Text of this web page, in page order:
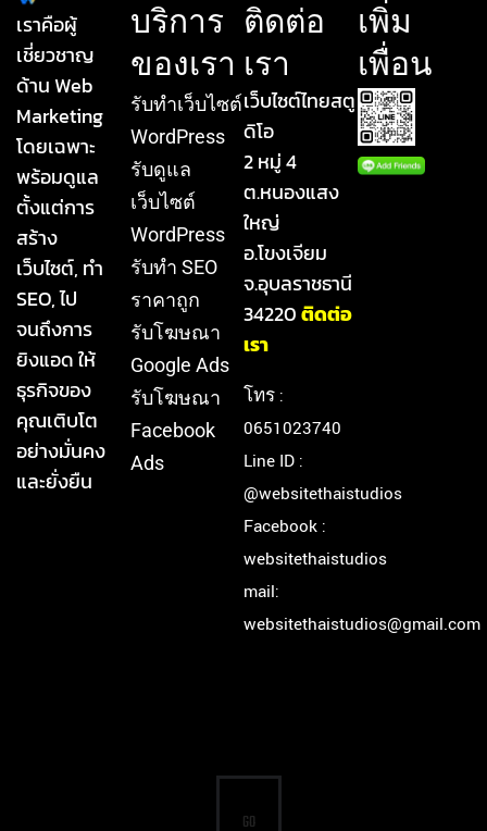
เราคือผู้
เชี่ยวชาญ
ด้าน Web
Marketing
โดยเฉพาะ
พร้อมดูแล
ตั้งแต่การ
สร้าง
เว็บไซต์, ทำ
SEO, ไป
จนถึงการ
ยิงแอด ให้
ธุรกิจของ
คุณเติบโต
อย่างมั่นคง
และยั่งยืน
บริการ
ของเรา
รับทําเว็บไซต์
WordPress
รับดูแล
เว็บไซต์
WordPress
รับทำ SEO
ราคาถูก
รับโฆษณา
Google Ads
รับโฆษณา
Facebook
Ads
ติดต่อ
เรา
เว็บไซต์ไทยสตู
ดิโอ
2 หมู่ 4
ต.หนองแสง
ใหญ่
อ.โขงเจียม
จ.อุบลราชธานี
34220ติดต่อ
เรา
โทร :
0651023740
Line ID :
@websitethaistudios
Facebook :
websitethaistudios
mail:
websitethaistudios@gmail.com
เพิ่ม
เพื่อน
GO